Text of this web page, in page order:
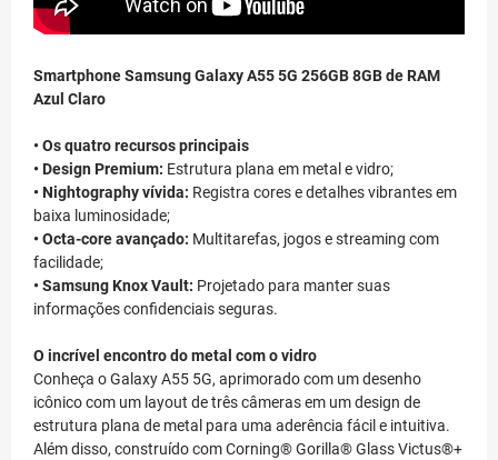
Smartphone Samsung Galaxy A55 5G 256GB 8GB de RAM
Azul Claro
• Os quatro recursos principais
• Design Premium: Estrutura plana em metal e vidro;
• Nightography vívida: Registra cores e detalhes vibrantes em
baixa luminosidade;
• Octa-core avançado: Multitarefas, jogos e streaming com
facilidade;
• Samsung Knox Vault: Projetado para manter suas
informações confidenciais seguras.
O incrível encontro do metal com o vidro
Conheça o Galaxy A55 5G, aprimorado com um desenho
icônico com um layout de três câmeras em um design de
estrutura plana de metal para uma aderência fácil e intuitiva.
Além disso, construído com Corning® Gorilla® Glass Victus®+